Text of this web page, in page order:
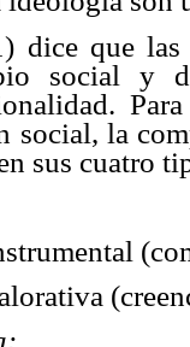
dice que
social y
social, la
sus cuatro